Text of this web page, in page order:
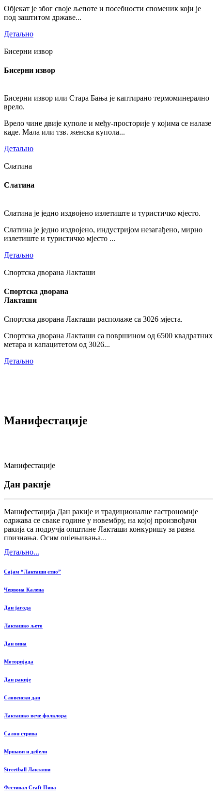
Објекат је због своје љепоте и посебности споменик који је
под заштитом државе...
Детаљно
Бисерни извор
Бисерни извор
Бисерни извор или Стара Бања је каптирано термоминерално
врело.
Врело чине двије куполе и међу-просторије у којима се налазе
каде. Мала или тзв. женска купола...
Детаљно
Слатина
Слатина
Слатина је једно издвојено излетиште и туристичко мјесто.
Слатина је једно издвојено, индустријом незагађено, мирно
излетиште и туристичко мјесто ...
Детаљно
Спортска дворана Лакташи
Спортска дворана
Лакташи
Спортска дворана Лакташи располаже са 3026 мјеста.
Спортска дворана Лакташи са површином од 6500 квадратних
метара и капацитетом од 3026...
Детаљно
Манифестације
Манифестације
Дан ракије
Манифестација Дан ракије и традиционалне гастрономије
одржава се сваке године у новембру, на којој произвођачи
ракија са подручја општине Лакташи конкуришу за разна
признања. Осим оцјењивања...
Детаљно...
Сајам “Лакташи етно”
Червона Калена
Дан јагода
Лакташко љето
Дан вина
Моторијада
Дан ракије
Словенски дан
Лакташко вече фолклора
Салон стрипа
Мршави и дебели
Streetball Лакташи
Фестивал Craft Пива